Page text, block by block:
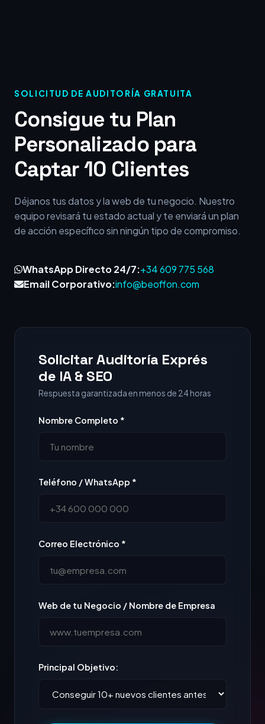
SOLICITUD DE AUDITORÍA GRATUITA
Consigue tu Plan
Personalizado para
Captar 10 Clientes
Déjanos tus datos y la web de tu negocio. Nuestro
equipo revisará tu estado actual y te enviará un plan
de acción específico sin ningún tipo de compromiso.
WhatsApp Directo 24/7:+34 609 775 568
Email Corporativo:info@beoffon.com
Solicitar Auditoría Exprés
de IA & SEO
Respuesta garantizada en menos de 24 horas
Nombre Completo *
Teléfono / WhatsApp *
Correo Electrónico *
Web de tu Negocio / Nombre de Empresa
Principal Objetivo: